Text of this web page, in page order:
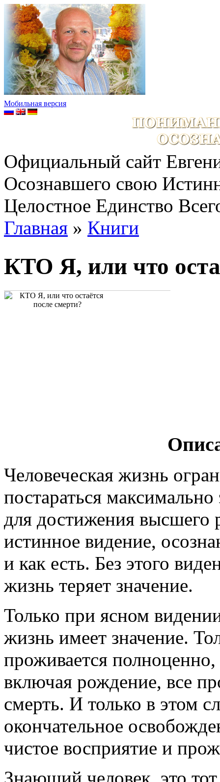
Мобильная версия
Официальный сайт
Осознавшего свою
Целостное Единство
Главная » Книги
КТО Я, или что
Человеческая жизнь
постараться
для достижения высшего
истинное видение,
и как есть. Без этого
жизнь теряет значение.
Только при ясном
жизнь имеет значение.
проживается
включая рождение, все
смерть. И только в этом
окончательное
чистое восприятие и
Знающий человек, это